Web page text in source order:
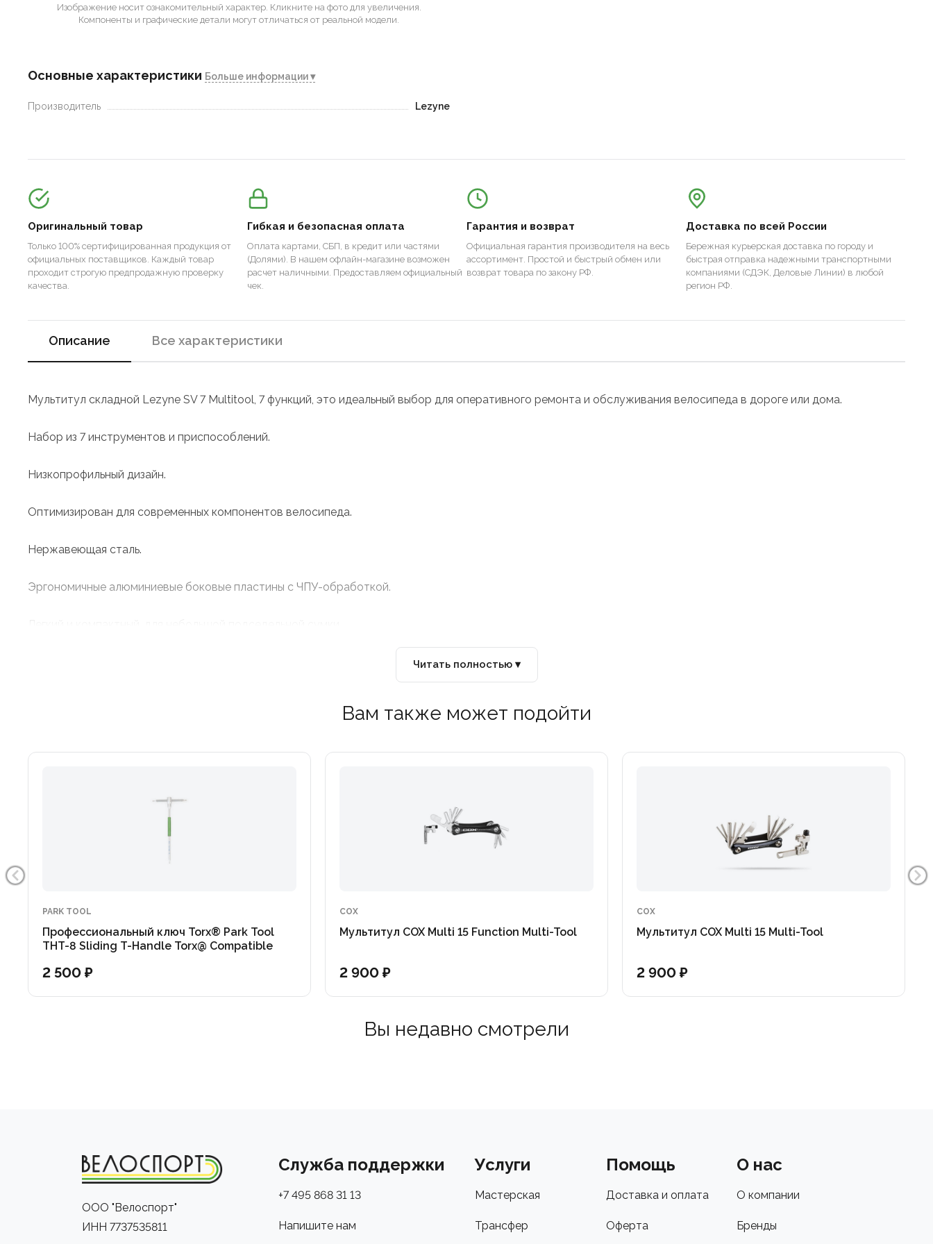
Изображение носит ознакомительный характер. Кликните на фото для увеличения.
Компоненты и графические детали могут отличаться от реальной модели.
Основные характеристики Больше информации ▾
Производитель Lezyne
Оригинальный товар
Только 100% сертифицированная продукция от
официальных поставщиков. Каждый товар
проходит строгую предпродажную проверку
качества.
Гибкая и безопасная оплата
Оплата картами, СБП, в кредит или частями
(Долями). В нашем офлайн-магазине возможен
расчет наличными. Предоставляем официальный
чек.
Гарантия и возврат
Официальная гарантия производителя на весь
ассортимент. Простой и быстрый обмен или
возврат товара по закону РФ.
Доставка по всей России
Бережная курьерская доставка по городу и
быстрая отправка надежными транспортными
компаниями (СДЭК, Деловые Линии) в любой
регион РФ.
Описание Все характеристики
Мультитул складной Lezyne SV 7 Multitool, 7 функций, это идеальный выбор для оперативного ремонта и обслуживания велосипеда в дороге или дома.
Набор из 7 инструментов и приспособлений.
Низкопрофильный дизайн.
Оптимизирован для современных компонентов велосипеда.
Нержавеющая сталь.
Эргономичные алюминиевые боковые пластины с ЧПУ-обработкой.
Читать полностью ▾
Вам также может подойти
PARK TOOL
Профессиональный ключ Torx® Park Tool
THT-8 Sliding T-Handle Torx@ Compatible
2 500 ₽
COX
Мультитул COX Multi 15 Function Multi-Tool
2 900 ₽
COX
Мультитул COX Multi 15 Multi-Tool
2 900 ₽
Вы недавно смотрели
ООО "Велоспорт"
ИНН 7737535811
Служба поддержки
+7 495 868 31 13
Напишите нам
Услуги
Мастерская
Трансфер
Помощь
Доставка и оплата
Оферта
О нас
О компании
Бренды